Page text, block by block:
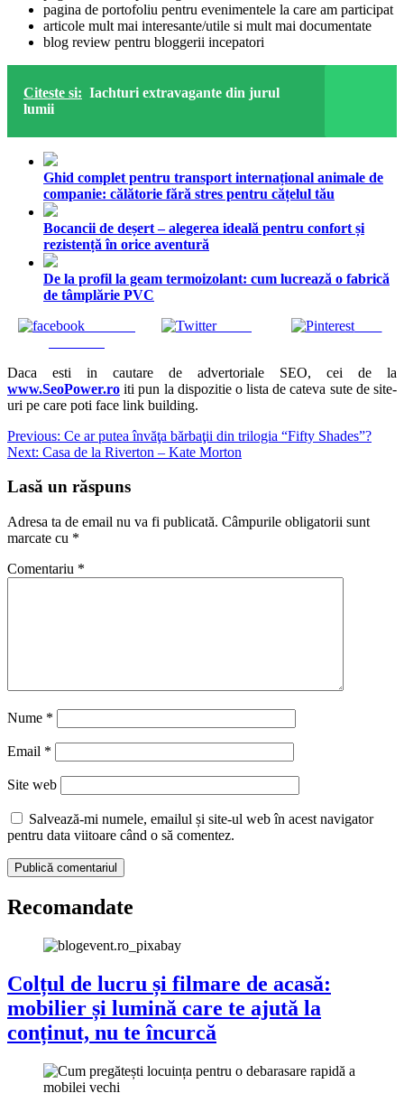
pagina de portofoliu pentru evenimentele la care am participat
articole mult mai interesante/utile si mult mai documentate
blog review pentru bloggerii incepatori
Citeste si: Iachturi extravagante din jurul
lumii
Ghid complet pentru transport internațional animale de
companie: călătorie fără stres pentru cățelul tău
Bocancii de deșert – alegerea ideală pentru confort și
rezistență în orice aventură
De la profil la geam termoizolant: cum lucrează o fabrică
de tâmplărie PVC
Tweet Save
Daca esti in cautare de advertoriale SEO, cei de la
www.SeoPower.ro iti pun la dispozitie o lista de cateva sute de site-
uri pe care poti face link building.
Navigare
în
articole
Previous: Ce ar putea învăţa bărbaţii din trilogia “Fifty Shades”?
Next: Casa de la Riverton – Kate Morton
Lasă un răspuns
Adresa ta de email nu va fi publicată. Câmpurile obligatorii sunt
marcate cu *
Comentariu *
Nume *
Email *
Site web
Salvează-mi numele, emailul și site-ul web în acest navigator
pentru data viitoare când o să comentez.
Recomandate
Colțul de lucru și filmare de acasă:
mobilier și lumină care te ajută la
conținut, nu te încurcă